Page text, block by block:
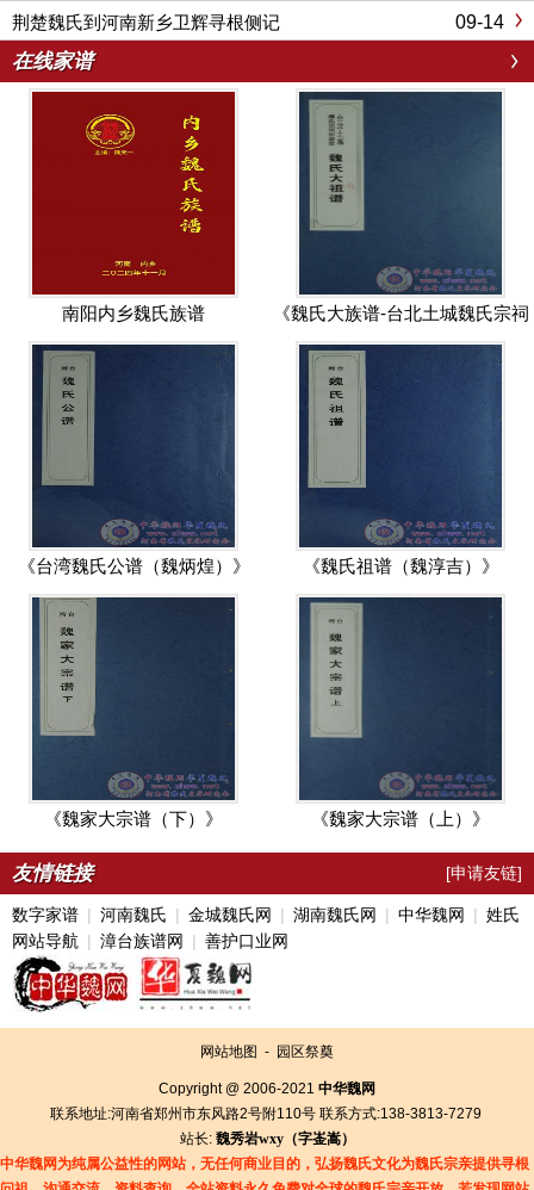
09-14
荆楚魏氏到河南新乡卫辉寻根侧记
在线家谱
南阳内乡魏氏族谱
《魏氏大族谱-台北土城魏氏宗祠
《台湾魏氏公谱（魏炳煌）》 《魏氏祖谱（魏淳吉）》
《魏家大宗谱（下）》 《魏家大宗谱（上）》
[申请友链]
友情链接
数字家谱 | 河南魏氏 | 金城魏氏网 | 湖南魏氏网 | 中华魏网 | 姓氏
网站导航 | 漳台族谱网 | 善护口业网
网站地图 - 园区祭奠
Copyright @ 2006-2021 中华魏网
联系地址:河南省郑州市东风路2号附110号 联系方式:138-3813-7279
站长: 魏秀岩wxy（字崟嵩）
中华魏网为纯属公益性的网站，无任何商业目的，弘扬魏氏文化为魏氏宗亲提供寻根